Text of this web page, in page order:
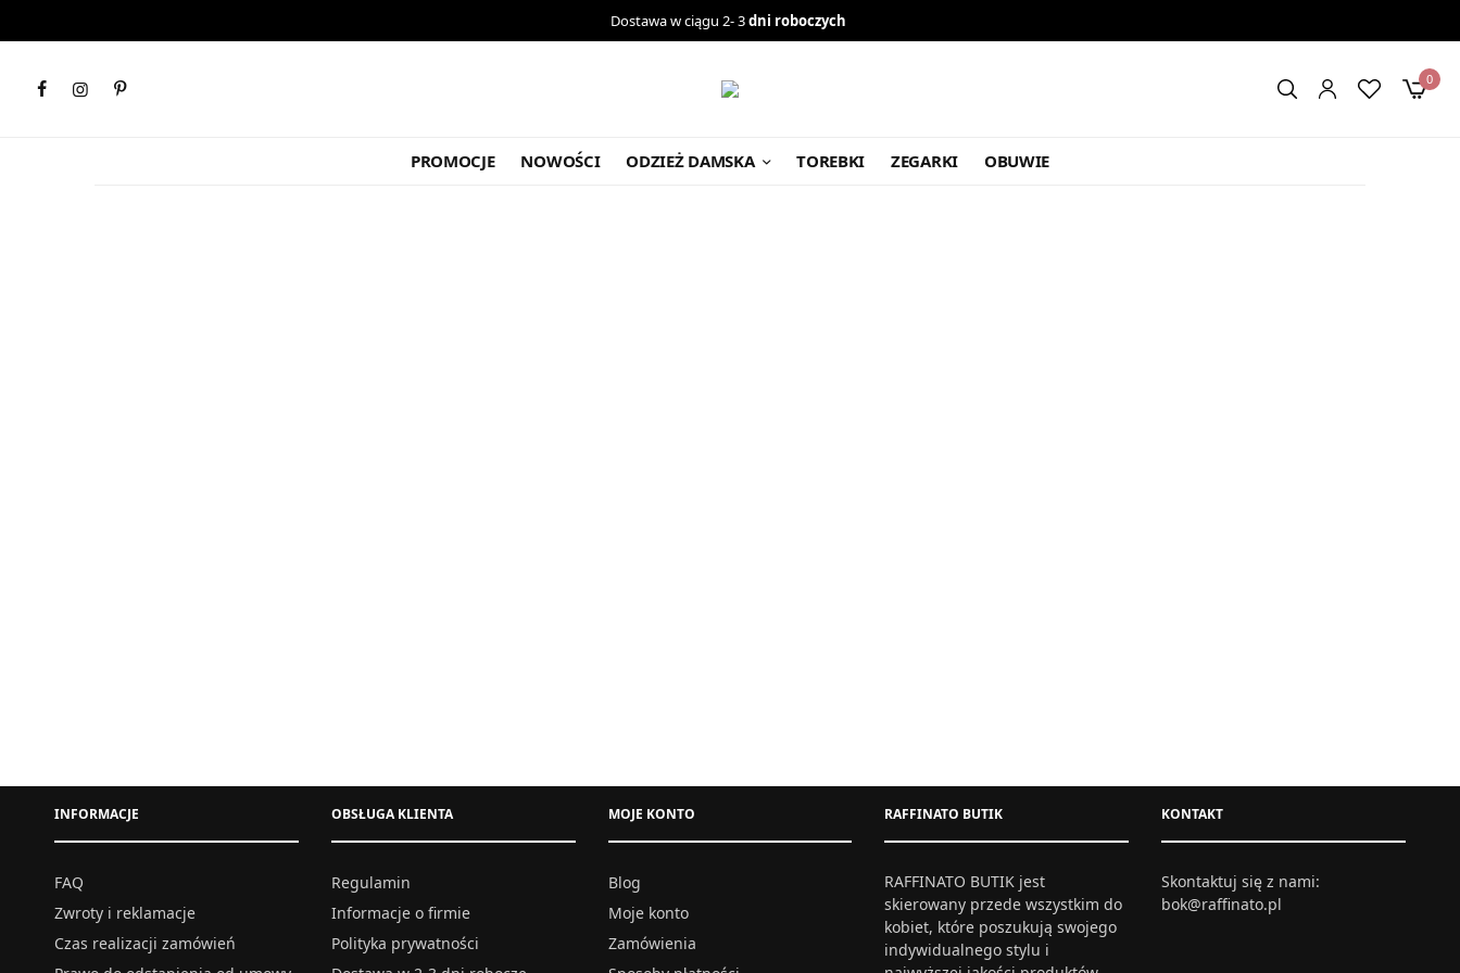
Dostawa w ciągu 2- 3dni roboczych
0
PROMOCJE NOWOŚCI ODZIEŻ DAMSKA TOREBKI ZEGARKI OBUWIE
INFORMACJE
FAQ
Zwroty i reklamacje
Czas realizacji zamówień
OBSŁUGA KLIENTA
Regulamin
Informacje o firmie
Polityka prywatności
MOJE KONTO
Blog
Moje konto
Zamówienia
RAFFINATO BUTIK
RAFFINATO BUTIK jest
skierowany przede wszystkim do
kobiet, które poszukują swojego
indywidualnego stylu i
KONTAKT
Skontaktuj się z nami:
bok@raffinato.pl